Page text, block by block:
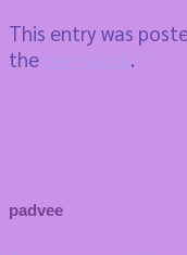
This entry was
the
.
padvee